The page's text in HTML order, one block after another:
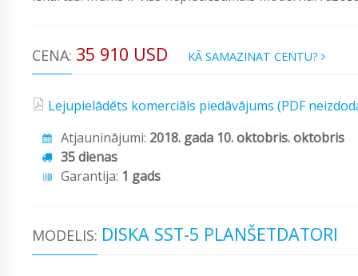
CENA: 35 910 USD KĀ SAMAZINAT CENTU?
Lejupielādēts komerciāls piedāvājums (PDF
Atjauninājumi: 2018. gada 10. oktobris. oktobris
35 dienas
Garantija: 1 gads
MODELIS: DISKA SST-5 PLANŠETDATORI